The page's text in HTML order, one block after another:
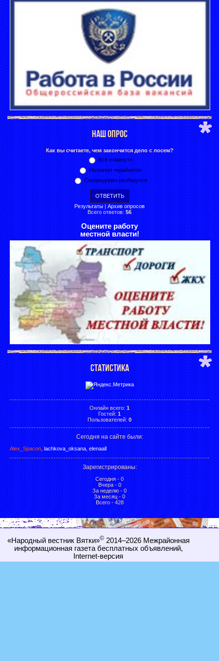
НАШ ОПРОС
Как вы считаете, чем закончится дело с лосем?
Всё «замнут»
Назначат «крайнего»
Справедливо разберутся
Результаты | Архив опросов
Всего ответов: 56
Оцените работу
местной власти!
СТАТИСТИКА
Онлайн всего: 1
Гостей: 1
Пользователей: 0
Сегодня на сайте были:
Alex_Spacon lachkova_oksana elenaall
Зарегистрированы:
Сегодня - 0
Вчера - 0
За неделю - 0
За месяц - 0
Всего - 428
«Народный вестник Вятки»©2014–2026 Межрайонная
информационная газета бесплатных объявлений,
Internet-версия